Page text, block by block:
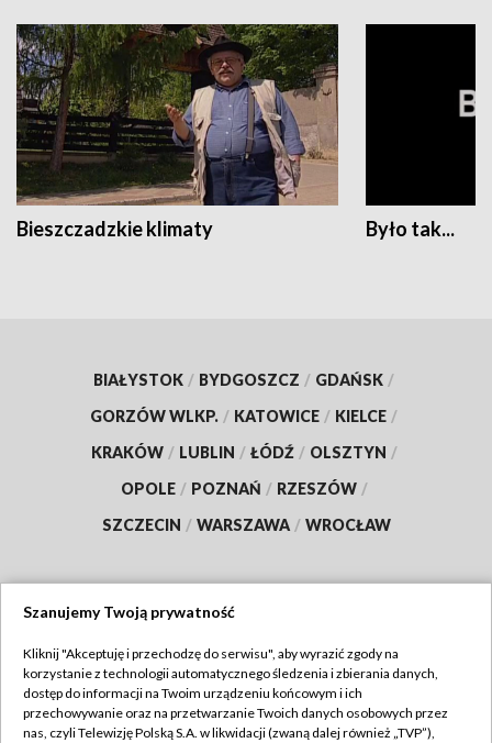
Bieszczadzkie klimaty Było tak...
BIAŁYSTOK / BYDGOSZCZ / GDAŃSK /
GORZÓW WLKP. / KATOWICE / KIELCE /
KRAKÓW / LUBLIN / ŁÓDŹ / OLSZTYN /
OPOLE / POZNAŃ / RZESZÓW /
SZCZECIN / WARSZAWA / WROCŁAW
TVP
Abonament TVP
Regulamin TVP
Szanujemy Twoją prywatność
Kliknij "Akceptuję i przechodzę do serwisu", aby wyrazić zgody na
korzystanie z technologii automatycznego śledzenia i zbierania danych,
dostęp do informacji na Twoim urządzeniu końcowym i ich
przechowywanie oraz na przetwarzanie Twoich danych osobowych przez
nas, czyli Telewizję Polską S.A. w likwidacji (zwaną dalej również „TVP”),